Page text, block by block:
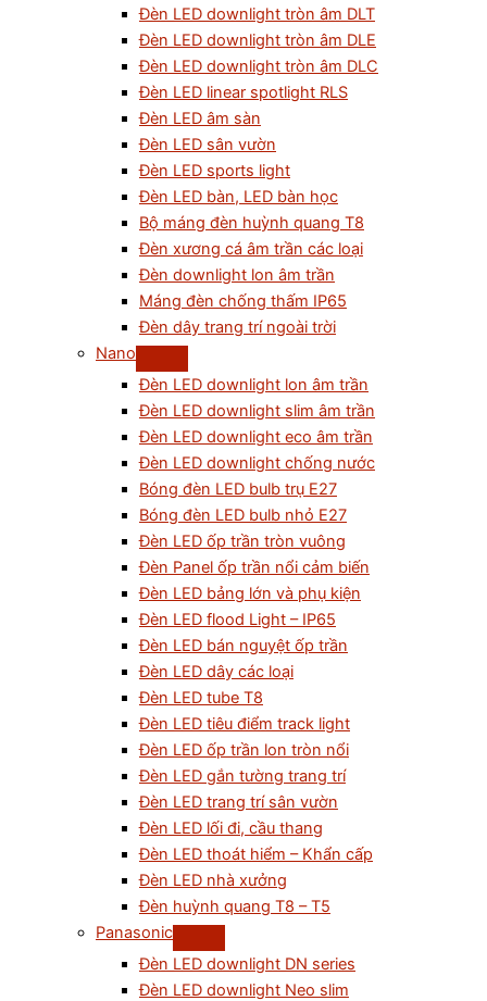
Đèn LED downlight tròn âm DLT
Đèn LED downlight tròn âm DLE
Đèn LED downlight tròn âm DLC
Đèn LED linear spotlight RLS
Đèn LED âm sàn
Đèn LED sân vườn
Đèn LED sports light
Đèn LED bàn, LED bàn học
Bộ máng đèn huỳnh quang T8
Đèn xương cá âm trần các loại
Đèn downlight lon âm trần
Máng đèn chống thấm IP65
Đèn dây trang trí ngoài trời
Nano
Đèn LED downlight lon âm trần
Đèn LED downlight slim âm trần
Đèn LED downlight eco âm trần
Đèn LED downlight chống nước
Bóng đèn LED bulb trụ E27
Bóng đèn LED bulb nhỏ E27
Đèn LED ốp trần tròn vuông
Đèn Panel ốp trần nổi cảm biến
Đèn LED bảng lớn và phụ kiện
Đèn LED flood Light – IP65
Đèn LED bán nguyệt ốp trần
Đèn LED dây các loại
Đèn LED tube T8
Đèn LED tiêu điểm track light
Đèn LED ốp trần lon tròn nổi
Đèn LED gắn tường trang trí
Đèn LED trang trí sân vườn
Đèn LED lối đi, cầu thang
Đèn LED thoát hiểm – Khẩn cấp
Đèn LED nhà xưởng
Đèn huỳnh quang T8 – T5
Panasonic
Đèn LED downlight DN series
Đèn LED downlight Neo slim